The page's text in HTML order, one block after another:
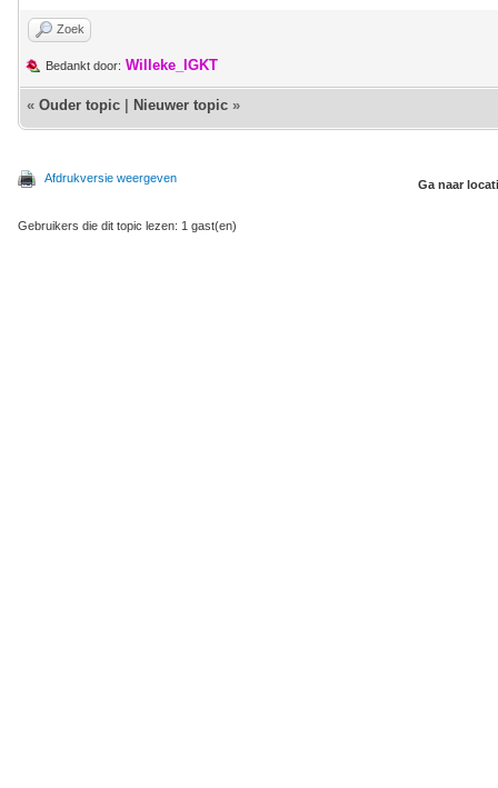
Zoek
Bedankt door: Willeke_IGKT
« Ouder topic Nieuwer topic »
Afdrukversie weergeven Ga naar
Gebruikers die dit topic lezen: 1 gast(en)